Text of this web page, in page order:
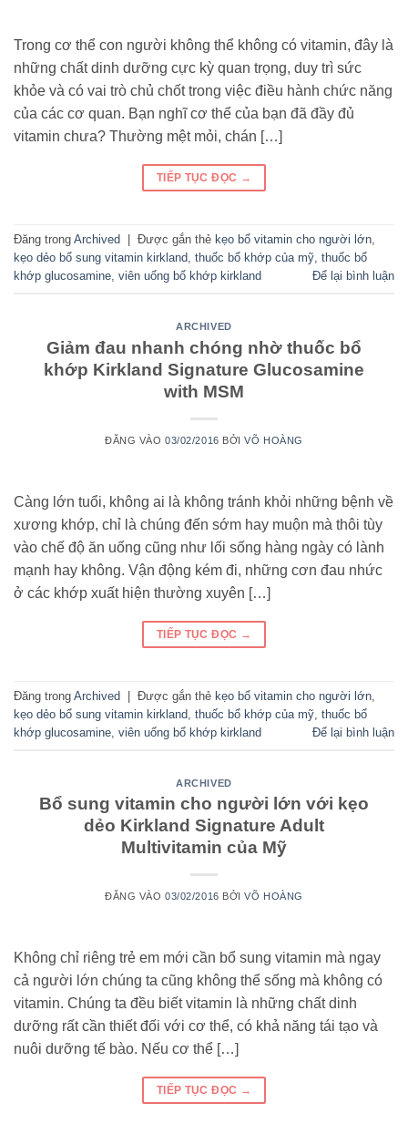
Trong cơ thể con người không thể không có vitamin, đây là
những chất dinh dưỡng cực kỳ quan trọng, duy trì sức
khỏe và có vai trò chủ chốt trong việc điều hành chức năng
của các cơ quan. Bạn nghĩ cơ thể của bạn đã đầy đủ
vitamin chưa? Thường mệt mỏi, chán […]
TIẾP TỤC ĐỌC →
Đăng trong Archived Được gắn thẻ kẹo bổ vitamin cho người lớn,
kẹo dẻo bổ sung vitamin kirkland, thuốc bổ khớp của mỹ, thuốc bổ
khớp glucosamine, viên uống bổ khớp kirkland Để lại bình luận
ARCHIVED
Giảm đau nhanh chóng nhờ thuốc bổ
khớp Kirkland Signature Glucosamine
with MSM
ĐĂNG VÀO03/02/2016 BỞIVÕ HOÀNG
Càng lớn tuổi, không ai là không tránh khỏi những bệnh về
xương khớp, chỉ là chúng đến sớm hay muộn mà thôi tùy
vào chế độ ăn uống cũng như lối sống hàng ngày có lành
mạnh hay không. Vận động kém đi, những cơn đau nhức
ở các khớp xuất hiện thường xuyên […]
TIẾP TỤC ĐỌC →
Đăng trong Archived Được gắn thẻ kẹo bổ vitamin cho người lớn,
kẹo dẻo bổ sung vitamin kirkland, thuốc bổ khớp của mỹ, thuốc bổ
khớp glucosamine, viên uống bổ khớp kirkland Để lại bình luận
ARCHIVED
Bổ sung vitamin cho người lớn với kẹo
dẻo Kirkland Signature Adult
Multivitamin của Mỹ
ĐĂNG VÀO03/02/2016 BỞIVÕ HOÀNG
Không chỉ riêng trẻ em mới cần bổ sung vitamin mà ngay
cả người lớn chúng ta cũng không thể sống mà không có
vitamin. Chúng ta đều biết vitamin là những chất dinh
dưỡng rất cần thiết đối với cơ thể, có khả năng tái tạo và
nuôi dưỡng tế bào. Nếu cơ thể […]
TIẾP TỤC ĐỌC →